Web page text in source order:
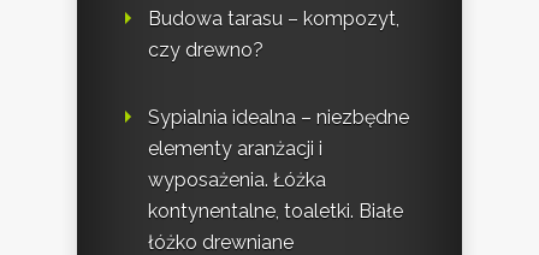
Budowa tarasu – kompozyt,
czy drewno?
Sypialnia idealna – niezbędne
elementy aranżacji i
wyposażenia. Łóżka
kontynentalne, toaletki. Białe
łóżko drewniane